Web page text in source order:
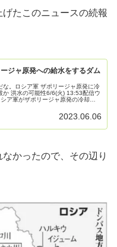
たこのニュースの続報
ジャ原発への給水をするダム
な。ロシア軍 ザポリージャ原発に冷
か 洪水の可能性6/6(火) 13:53配信ウ
ア軍がザポリージャ原発の冷却水
2023.06.06
かったので、その辺り